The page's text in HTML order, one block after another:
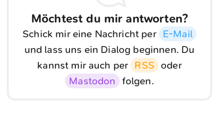
Möchtest du mir antworten?
Schick mir eine Nachricht per E-Mail
und lass uns ein Dialog beginnen. Du
kannst mir auch per RSS oder
Mastodon folgen.